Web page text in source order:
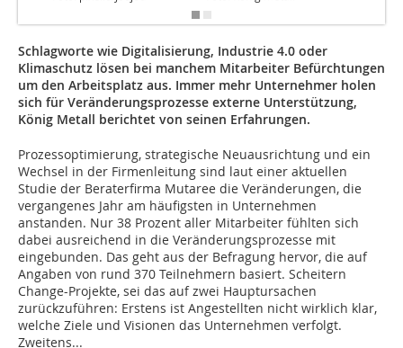
Schlagworte wie Digitalisierung, Industrie 4.0 oder
Klimaschutz lösen bei manchem Mitarbeiter Befürchtungen
um den Arbeitsplatz aus. Immer mehr Unternehmer holen
sich für Veränderungsprozesse externe Unterstützung,
König Metall berichtet von seinen Erfahrungen.
Prozessoptimierung, strategische Neuausrichtung und ein
Wechsel in der Firmenleitung sind laut einer aktuellen
Studie der Beraterfirma Mutaree die Veränderungen, die
vergangenes Jahr am häufigsten in Unternehmen
anstanden. Nur 38 Prozent aller Mitarbeiter fühlten sich
dabei ausreichend in die Veränderungsprozesse mit
eingebunden. Das geht aus der Befragung hervor, die auf
Angaben von rund 370 Teilnehmern basiert. Scheitern
Change-Projekte, sei das auf zwei Hauptursachen
zurückzuführen: Erstens ist Angestellten nicht wirklich klar,
welche Ziele und Visionen das Unternehmen verfolgt.
Zweitens...